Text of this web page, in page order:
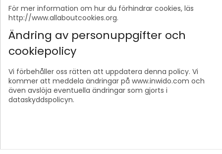
För mer information om hur du förhindrar cookies, läs
http://www.allaboutcookies.org.
Ändring av personuppgifter och
cookiepolicy
Vi förbehåller oss rätten att uppdatera denna policy. Vi
kommer att meddela ändringar på www.inwido.com och
även avslöja eventuella ändringar som gjorts i
dataskyddspolicyn.